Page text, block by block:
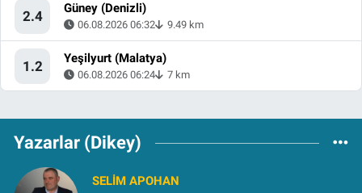
2.4 Güney (Denizli)
06.08.2026 06:32 9.49 km
1.2 Yeşilyurt (Malatya)
06.08.2026 06:24 7 km
Yazarlar (Dikey)
SELIM APOHAN